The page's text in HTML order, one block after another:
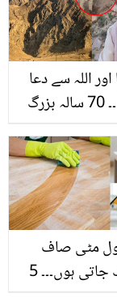
اور اللہ سے دعا
مانگتا تھا۔۔ 70 سالہ بزرگ
کی زندگی
مٹی صاف
کرکے تھک جاتی ہوں۔۔۔ 5